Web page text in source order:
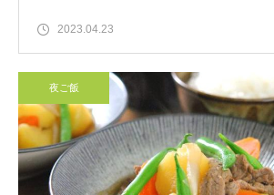
2023.04.23
夜ご飯